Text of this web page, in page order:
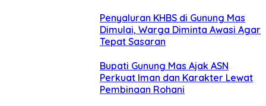
Penyaluran KHBS di Gunung Mas
Dimulai, Warga Diminta Awasi Agar
Tepat Sasaran
Bupati Gunung Mas Ajak ASN
Perkuat Iman dan Karakter Lewat
Pembinaan Rohani